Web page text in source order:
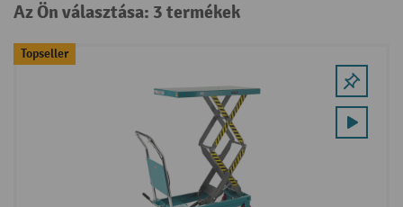
Az Ön választása: 3 termékek
Topseller